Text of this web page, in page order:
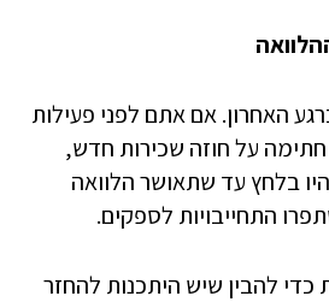
האחרון. אם אתם לפני פעילות
על חוזה שכירות חדש,
בלחץ עד שתאושר הלוואה
התחייבויות לספקים.
כדי להבין שיש היתכנות להחזר